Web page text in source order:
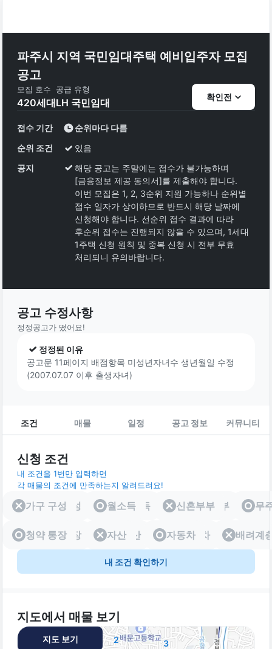
파주시 지역 국민임대주택 예비입주자 모집
공고
모집 호수
420세대
공급 유형
LH 국민임대 확인전
접수 기간
순위마다 다름
순위 조건
있음
공지
해당 공고는 주말에는 접수가 불가능하며
[금융정보 제공 동의서]를 제출해야 합니다.
이번 모집은 1, 2, 3순위 지원 가능하나 순위별
접수 일자가 상이하므로 반드시 해당 날짜에
신청해야 합니다. 선순위 접수 결과에 따라
후순위 접수는 진행되지 않을 수 있으며, 1세대
1주택 신청 원칙 및 중복 신청 시 전부 무효
처리되니 유의바랍니다.
공고 수정사항
정정공고가 떴어요!
정정된 이유
공고문 11페이지 배점항목 미성년자녀수 생년월일 수정
(2007.07.07 이후 출생자녀)
조건 매물 일정 공고 정보 커뮤니티
신청 조건
내 조건을 1번만 입력하면
각 매물의 조건에 만족하는지 알려드려요!
가구 구성 월소득 신혼부부
가구 구성 월소득 신혼부부 무
청약 통장 자산 자동차 배려
청약 통장 자산 자동차 배려계
내 조건 확인하기
지도에서 매물 보기
2 3
지도 보기